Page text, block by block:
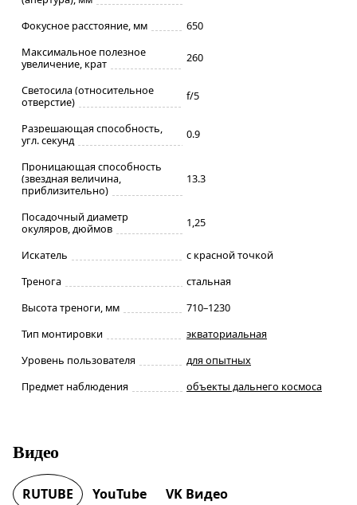
Фокусное расстояние, мм
650
Максимальное полезное
увеличение, крат
260
Светосила (относительное
отверстие)
f/5
Разрешающая способность,
угл. секунд
0.9
Проницающая способность
(звездная величина,
приблизительно)
13.3
Посадочный диаметр
окуляров, дюймов
1,25
Искатель
с красной точкой
Тренога
стальная
Высота треноги, мм
710–1230
Тип монтировки
экваториальная
Уровень пользователя
для опытных
Предмет наблюдения
объекты дальнего космоса
Видео
RUTUBE YouTube VK Видео